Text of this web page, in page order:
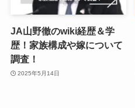
JA山野徹のwiki経歴＆学
歴！家族構成や嫁について
調査！
2025年5月14日